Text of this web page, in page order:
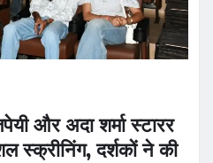
और अदा शर्मा स्टारर
स्क्रीनिंग, दर्शकों ने की